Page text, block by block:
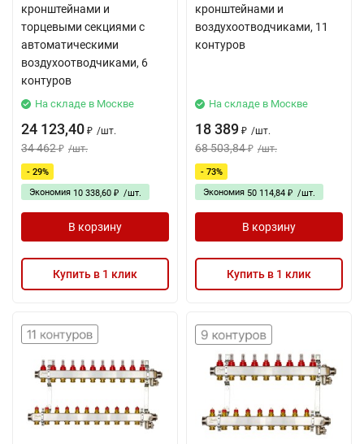
кронштейнами и
торцевыми секциями с
автоматическими
воздухоотводчиками, 6
контуров
На складе в Москве
24 123,40 ₽ /шт.
34 462 ₽ /шт.
- 29%
Экономия 10 338,60 ₽ /шт.
В корзину
Купить в 1 клик
кронштейнами и
воздухоотводчиками, 11
контуров
На складе в Москве
18 389 ₽ /шт.
68 503,84 ₽ /шт.
- 73%
Экономия 50 114,84 ₽ /шт.
В корзину
Купить в 1 клик